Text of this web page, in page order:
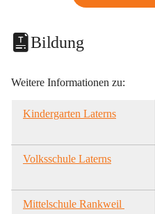
Bildung
Weitere Informationen zu:
Kindergarten Laterns
Volksschule Laterns
Mittelschule Rankweil